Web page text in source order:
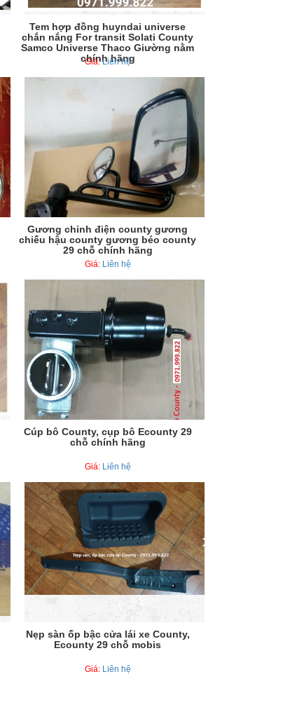
Tem hợp đồng huyndai universe
chắn nắng For transit Solati County
Samco Universe Thaco Giường nằm
chính hãng
Giá:Liên hệ
Gương chỉnh điện county gương
chiếu hậu county gương béo county
29 chỗ chính hãng
Giá: Liên hệ
Cúp bô County, cụp bô Ecounty 29
chỗ chính hãng
Giá: Liên hệ
Nẹp sàn ốp bậc cửa lái xe County,
Ecounty 29 chỗ mobis
Giá: Liên hệ